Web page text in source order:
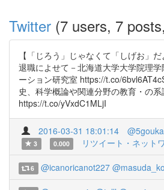
Twitter (7 users, 7
【「じろう」じゃなくて「しげお」
退職によせて－北海道大学大学院理
ーション研究室 https://t.co/
史、科学概論や関連分野の教育・の系
https://t.co/yVxdC1MLjI
2016-03-31 18:01:14
3
0.000 リツイート・ネット
6 @icanoricanot227